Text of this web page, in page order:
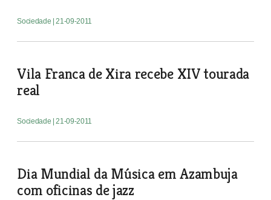
Sociedade | 21-09-2011
Vila Franca de Xira recebe XIV tourada
real
Sociedade | 21-09-2011
Dia Mundial da Música em Azambuja
com oficinas de jazz